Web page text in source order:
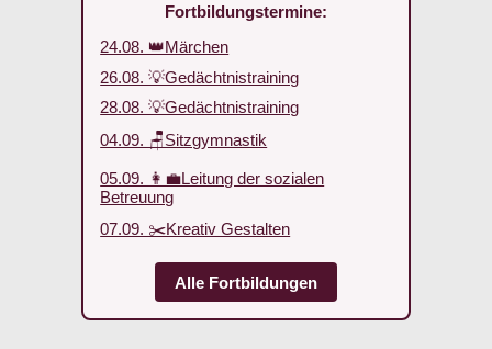
Fortbildungstermine:
24.08. 👑Märchen
26.08. 💡Gedächtnistraining
28.08. 💡Gedächtnistraining
04.09. 🪑Sitzgymnastik
05.09. 👩‍💼Leitung der sozialen
Betreuung
07.09. ✂️Kreativ Gestalten
Alle Fortbildungen